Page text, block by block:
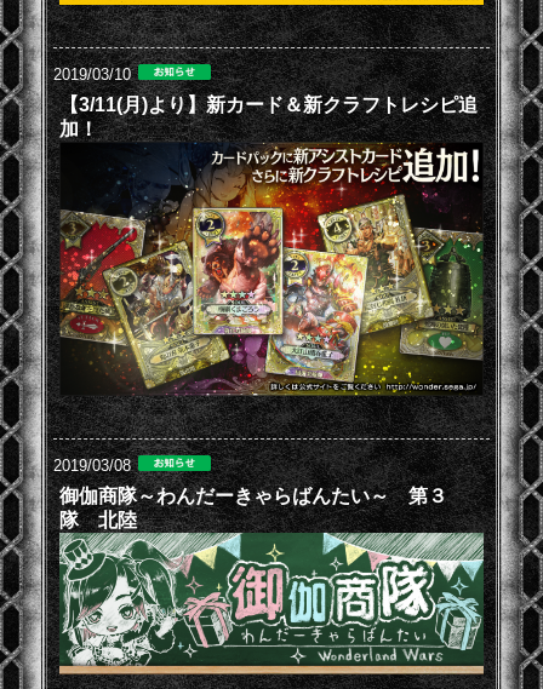
2019/03/10
【3/11(月)より】新カード＆新クラフトレシピ追
加！
2019/03/08
御伽商隊～わんだーきゃらばんたい～ 第３
隊 北陸